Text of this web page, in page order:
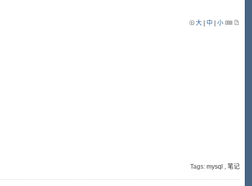
大| 中 小
Tags: mysql , 笔记